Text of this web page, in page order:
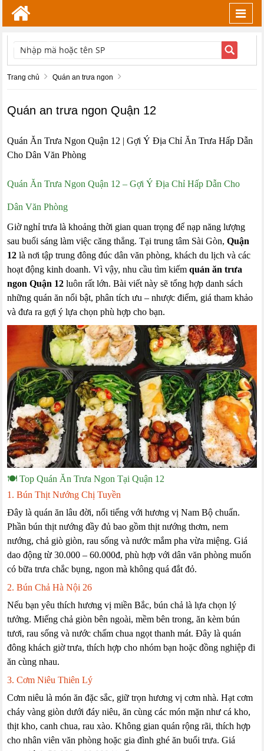
TÌM KIẾM
Trang chủ Quán an trưa ngon
Quán an trưa ngon Quận 12
Quán Ăn Trưa Ngon Quận 12 | Gợi Ý Địa Chỉ Ăn Trưa Hấp Dẫn
Cho Dân Văn Phòng
Quán Ăn Trưa Ngon Quận 12 – Gợi Ý Địa Chỉ Hấp Dẫn Cho
Dân Văn Phòng
Giờ nghỉ trưa là khoảng thời gian quan trọng để nạp năng lượng
sau buổi sáng làm việc căng thẳng. Tại trung tâm Sài Gòn,Quận
12 là nơi tập trung đông đúc dân văn phòng, khách du lịch và các
hoạt động kinh doanh. Vì vậy, nhu cầu tìm kiếmquán ăn trưa
ngon Quận 12 luôn rất lớn. Bài viết này sẽ tổng hợp danh sách
những quán ăn nổi bật, phân tích ưu – nhược điểm, giá tham khảo
và đưa ra gợi ý lựa chọn phù hợp cho bạn.
🍽️ Top Quán Ăn Trưa Ngon Tại Quận 12
1. Bún Thịt Nướng Chị Tuyền
Đây là quán ăn lâu đời, nổi tiếng với hương vị Nam Bộ chuẩn.
Phần bún thịt nướng đầy đủ bao gồm thịt nướng thơm, nem
nướng, chả giò giòn, rau sống và nước mắm pha vừa miệng. Giá
dao động từ 30.000 – 60.000đ, phù hợp với dân văn phòng muốn
có bữa trưa chắc bụng, ngon mà không quá đắt đỏ.
2. Bún Chả Hà Nội 26
Nếu bạn yêu thích hương vị miền Bắc, bún chả là lựa chọn lý
tưởng. Miếng chả giòn bên ngoài, mềm bên trong, ăn kèm bún
tươi, rau sống và nước chấm chua ngọt thanh mát. Đây là quán
đông khách giờ trưa, thích hợp cho nhóm bạn hoặc đồng nghiệp đi
ăn cùng nhau.
3. Cơm Niêu Thiên Lý
Cơm niêu là món ăn đặc sắc, giữ trọn hương vị cơm nhà. Hạt cơm
cháy vàng giòn dưới đáy niêu, ăn cùng các món mặn như cá kho,
thịt kho, canh chua, rau xào. Không gian quán rộng rãi, thích hợp
cho nhân viên văn phòng hoặc gia đình ghé ăn buổi trưa. Giá